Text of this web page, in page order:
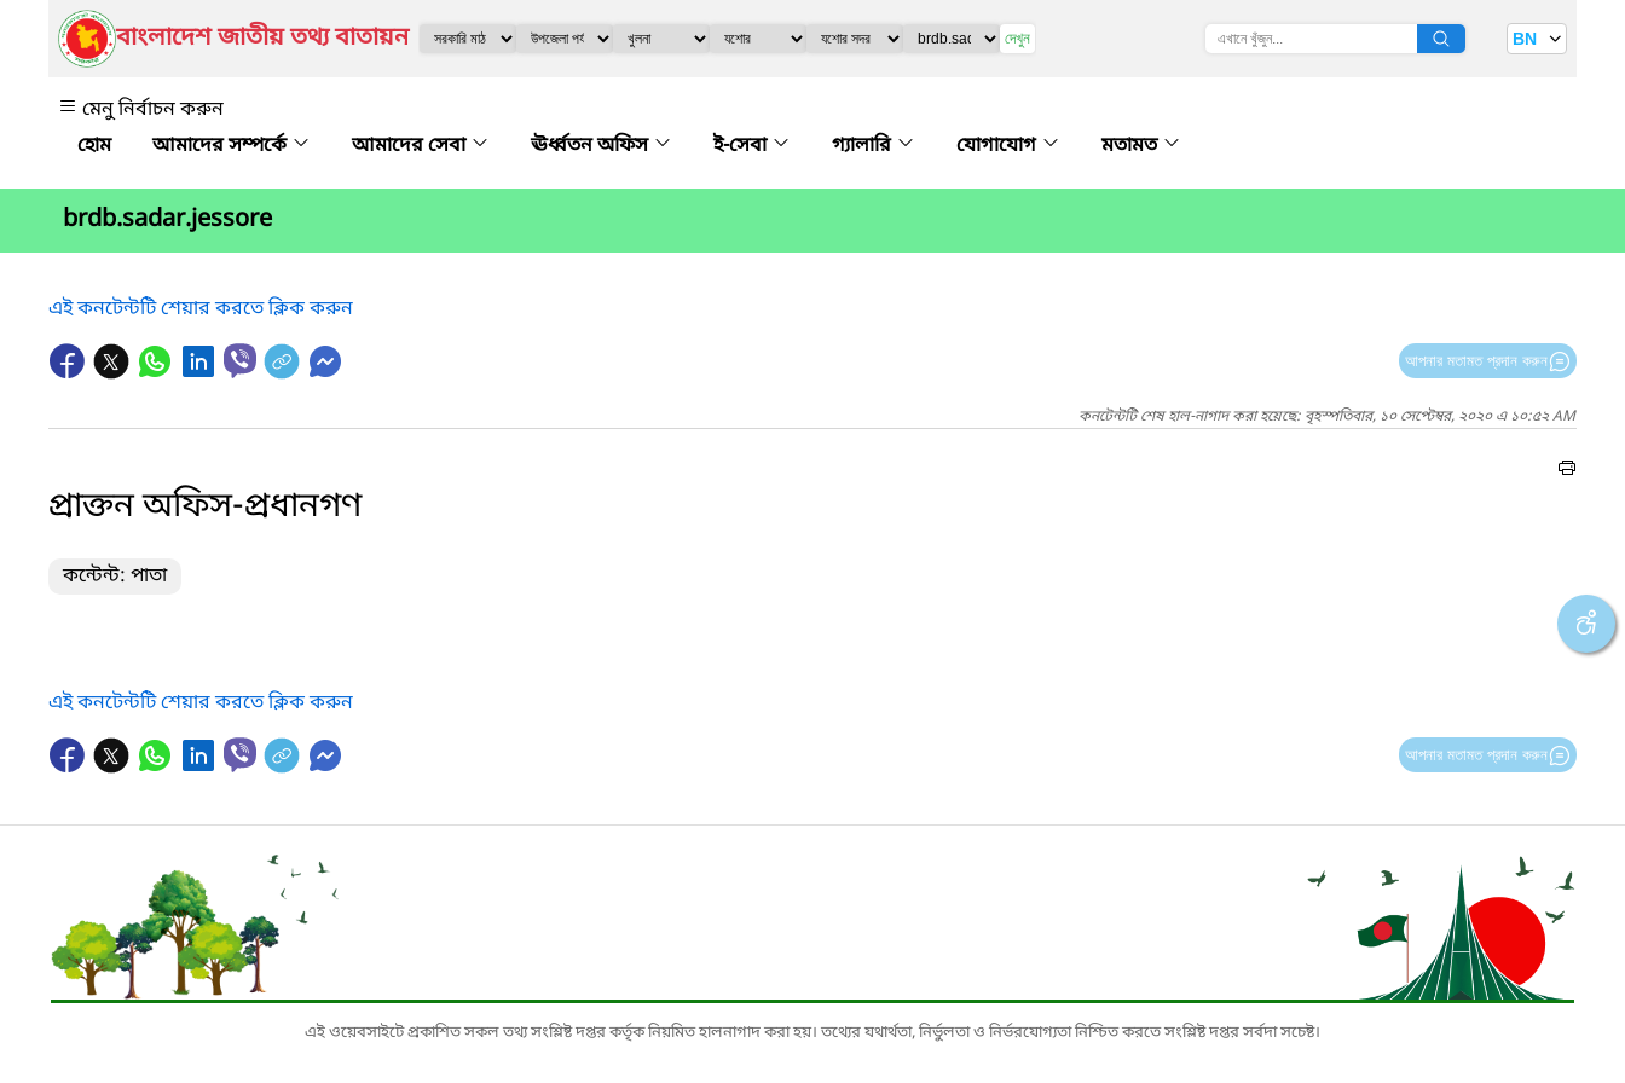
বাংলাদেশ জাতীয় তথ্য বাতায়ন দেখুন BN
মেনু নির্বাচন করুন
আমাদের সম্পর্কে
আমাদের সেবা ঊর্ধ্বতন অফিস ই-সেবা গ্যালারি যোগাযোগ মতামত
brdb.sadar.jessore
এই কনটেন্টটি শেয়ার করতে ক্লিক করুন
আপনার মতামত প্রদান করুন
কনটেন্টটি শেষ হাল-নাগাদ করা হয়েছে: বৃহস্পতিবার, ১০ সেপ্টেম্বর, ২০২০ এ ১০:৫২ AM
প্রাক্তন অফিস-প্রধানগণ
কন্টেন্ট: পাতা
এই কনটেন্টটি শেয়ার করতে ক্লিক করুন
আপনার মতামত প্রদান করুন
এই ওয়েবসাইটে প্রকাশিত সকল তথ্য সংশ্লিষ্ট দপ্তর কর্তৃক নিয়মিত হালনাগাদ করা হয়। তথ্যের যথার্থতা, নির্ভুলতা ও নির্ভরযোগ্যতা নিশ্চিত করতে সংশ্লিষ্ট দপ্তর সর্বদা সচেষ্ট।